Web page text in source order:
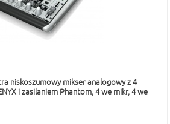
niskoszumowy mikser analogowy z 4
i zasilaniem Phantom, 4 we mikr, 4 we